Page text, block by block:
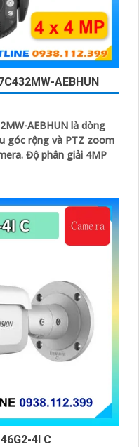
AEBHUN
AEBHUN là dòng
góc rộng và PTZ zoom
Độ phân giải 4MP
4I C